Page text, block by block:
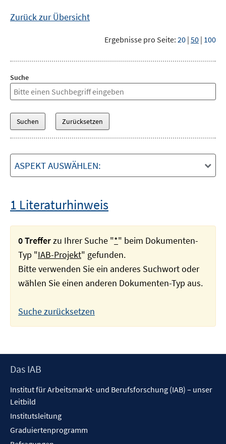
Zurück zur Übersicht
Ergebnisse pro Seite: 20 | 50 | 100
Suche
ASPEKT AUSWÄHLEN:
1 Literaturhinweis
0 Trefferzu Ihrer Suche "*" beim Dokumenten-
Typ "IAB-Projekt" gefunden.
Bitte verwenden Sie ein anderes Suchwort oder
wählen Sie einen anderen Dokumenten-Typ aus.
Suche zurücksetzen
Footer
Das IAB
Institut für Arbeitsmarkt- und Berufsforschung (IAB) – unser
Leitbild
Institutsleitung
Graduiertenprogramm